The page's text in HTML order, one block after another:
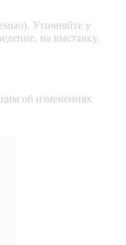
Уточняйте у
на выставку.
об изменениях